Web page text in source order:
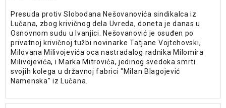
Presuda protiv Slobodana Nešovanovića sindikalca iz
Lučana, zbog krivičnog dela Uvreda, doneta je danas u
Osnovnom sudu u Ivanjici. Nešovanović je osuđen po
privatnoj krivičnoj tužbi novinarke Tatjane Vojtehovski,
Milovana Milivojevića oca nastradalog radnika Milomira
Milivojevića, i Marka Mitrovića, jedinog svedoka smrti
svojih kolega u državnoj fabrici "Milan Blagojević
Namenska" iz Lučana.